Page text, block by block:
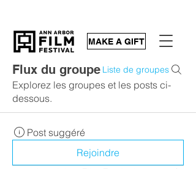
MAKE A GIFT
Flux du groupe Liste de groupes
Explorez les groupes et les posts ci-
dessous.
Post suggéré
Rejoindre